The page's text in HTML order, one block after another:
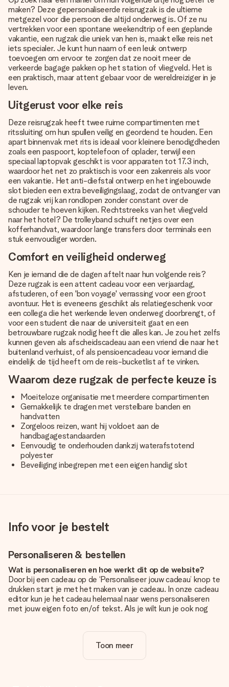
maken? Deze gepersonaliseerde reisrugzak is de ultieme
metgezel voor die persoon die altijd onderweg is. Of ze nu
vertrekken voor een spontane weekendtrip of een geplande
vakantie, een rugzak die uniek van hen is, maakt elke reis net
iets specialer. Je kunt hun naam of een leuk ontwerp
toevoegen om ervoor te zorgen dat ze nooit meer de
verkeerde bagage pakken op het station of vliegveld. Het is
een praktisch, maar attent gebaar voor de wereldreiziger in je
leven.
Uitgerust voor elke reis
Deze reisrugzak heeft twee ruime compartimenten met
ritssluiting om hun spullen veilig en geordend te houden. Een
apart binnenvak met rits is ideaal voor kleinere benodigdheden
zoals een paspoort, koptelefoon of oplader, terwijl een
speciaal laptopvak geschikt is voor apparaten tot 17.3 inch,
waardoor het net zo praktisch is voor een zakenreis als voor
een vakantie. Het anti-diefstal ontwerp en het ingebouwde
slot bieden een extra beveiligingslaag, zodat de ontvanger van
de rugzak vrij kan rondlopen zonder constant over de
schouder te hoeven kijken. Rechtstreeks van het vliegveld
naar het hotel? De trolleyband schuift netjes over een
kofferhandvat, waardoor lange transfers door terminals een
stuk eenvoudiger worden.
Comfort en veiligheid onderweg
Ken je iemand die de dagen aftelt naar hun volgende reis?
Deze rugzak is een attent cadeau voor een verjaardag,
afstuderen, of een 'bon voyage' verrassing voor een groot
avontuur. Het is eveneens geschikt als relatiegeschenk voor
een collega die het werkende leven onderweg doorbrengt, of
voor een student die naar de universiteit gaat en een
betrouwbare rugzak nodig heeft die alles kan. Je zou het zelfs
kunnen geven als afscheidscadeau aan een vriend die naar het
buitenland verhuist, of als pensioencadeau voor iemand die
eindelijk de tijd heeft om de reis-bucketlist af te vinken.
Waarom deze rugzak de perfecte keuze is
Moeiteloze organisatie met meerdere compartimenten
Gemakkelijk te dragen met verstelbare banden en
handvatten
Zorgeloos reizen, want hij voldoet aan de
handbagagestandaarden
Eenvoudig te onderhouden dankzij waterafstotend
polyester
Beveiliging inbegrepen met een eigen handig slot
Info voor je bestelt
Personaliseren & bestellen
Wat is personaliseren en hoe werkt dit op de website?
Door bij een cadeau op de ‘Personaliseer jouw cadeau’ knop te
drukken start je met het maken van je cadeau. In onze cadeau
editor kun je het cadeau helemaal naar wens personaliseren
met jouw eigen foto en/of tekst. Als je wilt kun je ook nog
Is personalisatie in de prijs inbegrepen?
De prijs die op de website wordt getoond is inclusief de
Toon meer